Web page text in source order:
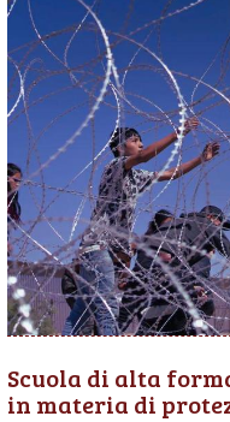
Scuola di alta
in materia di